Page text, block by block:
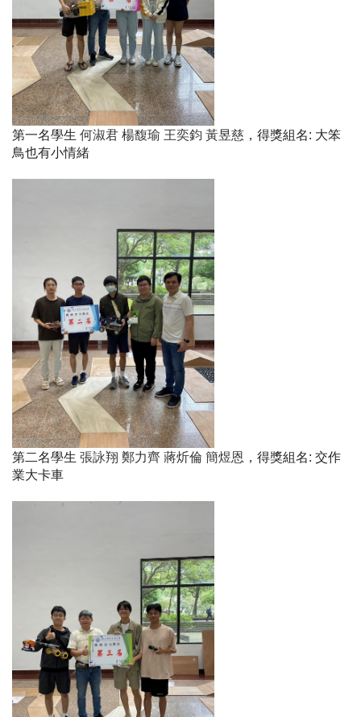
第一名學生 何淑君 楊馥瑜 王奕鈞 黃昱慈 ，得獎組名: 大笨
鳥也有小情緒
第二名學生 張詠翔 鄭力齊 蔣炘倫 簡煜恩 ，得獎組名: 交作
業大卡車